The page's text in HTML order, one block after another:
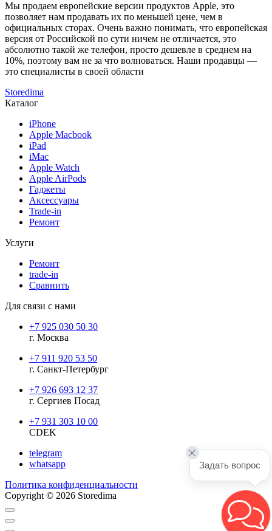
Мы продаем европейские версии продуктов Apple, это
позволяет нам продавать их по меньшей цене, чем в
официальных сторах. Очень важно понимать, что европейская
версия от Российской по сути ничем не отличается, это
абсолютно такой же телефон, просто дешевле в среднем на
10%, поэтому вам не за что волноваться. Наши продавцы —
это специалисты в своей области
Storedima
Каталог
iPhone
Apple Macbook
iPad
iMac
Apple Watch
Apple AirPods
Гаджеты
Аксессуары
Trade-in
Ремонт
Услуги
Ремонт
trade-in
Сравнить
Для связи с нами
+7 925 030 50 30
г. Москва
+7 911 920 53 50
г. Санкт-Петербург
+7 926 693 12 37
г. Сергиев Посад
+7 931 303 10 00
CDEK
telegram
whatsapp
Политика конфиденциальности
Copyright © 2026 Storedima
Задать вопрос